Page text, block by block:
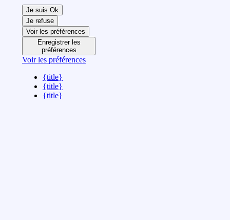
Je suis Ok
Je refuse
Voir les préférences
Enregistrer les
préférences
Voir les préférences
{title}
{title}
{title}